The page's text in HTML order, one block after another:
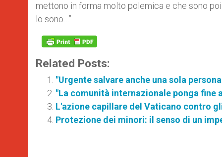
mettono in forma molto polemica e che sono
lo sono…”.
Related Posts:
"Urgente salvare anche una sola
"La comunità internazionale ponga fine
L'azione capillare del Vaticano contro
Protezione dei minori: il senso di un